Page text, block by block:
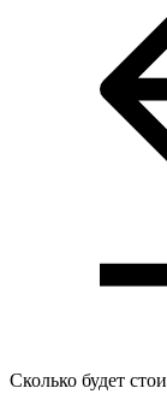
Сколько будет